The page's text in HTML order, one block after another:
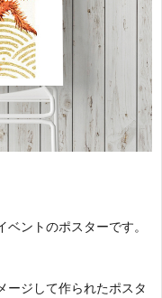
ントのポスターです。
ージして作られたポスタ